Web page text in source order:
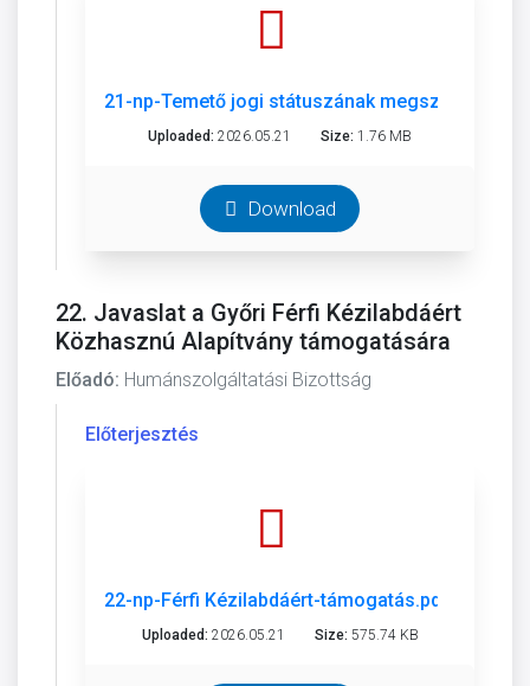
21-np-Temető jogi státuszának megszütetése-
Uploaded: 2026.05.21 Size: 1.76 MB
Download
22. Javaslat a Győri Férfi Kézilabdáért
Közhasznú Alapítvány támogatására
Előadó: Humánszolgáltatási Bizottság
Előterjesztés
22-np-Férfi Kézilabdáért-támogatás.pdf
Uploaded: 2026.05.21 Size: 575.74 KB